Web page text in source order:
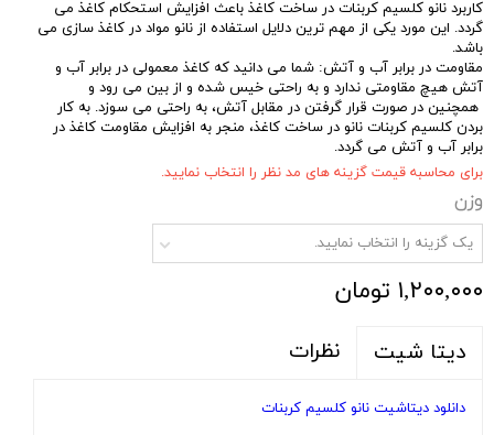
۱,۲۰۰,۰۰۰ تومان
برای محاسبه قیمت گزینه های مد نظر را انتخاب نمایید.
کاربرد نانو کلسیم کربنات در ساخت کاغذ باعث افزایش استحکام کاغذ می
گردد. این مورد یکی از مهم ترین دلایل استفاده از نانو مواد در کاغذ سازی می
باشد.
مقاومت در برابر آب و آتش: شما می دانید که کاغذ معمولی در برابر آب و
آتش هیچ مقاومتی ندارد و به راحتی خیس شده و از بین می رود و
همچنین در صورت قرار گرفتن در مقابل آتش، به راحتی می سوزد. به کار
بردن کلسیم کربنات نانو در ساخت کاغذ، منجر به افزایش مقاومت کاغذ در
برابر آب و آتش می گردد.
وزن
یک گزینه را انتخاب نمایید.
دیتا شیت نظرات
دانلود دیتاشیت نانو کلسیم کربنات